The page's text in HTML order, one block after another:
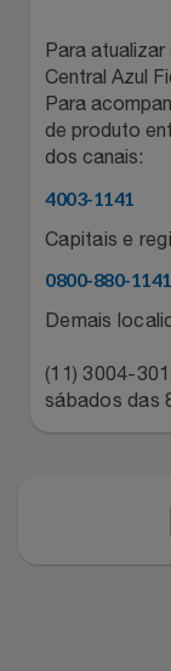
Saúde E Bem-
Vestuário
The Bar
Top Store
Três Corações
Para
Central Azul
Para
de produto
dos canais:
4003-1141
Capitais e
0800-880-1141
Demais
(11) 3004-
sábados das